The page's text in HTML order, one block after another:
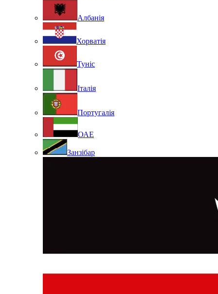
Албанія
Хорватія
Туніс
Італія
Португалія
ОАЕ
Занзібар